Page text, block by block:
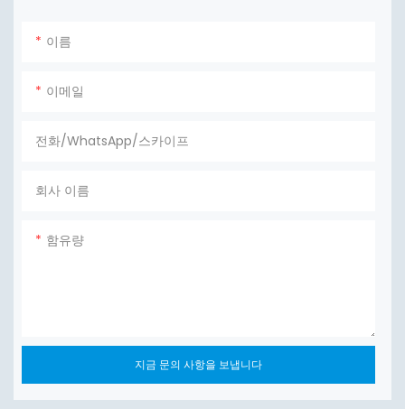
이름
이메일
전화/WhatsApp/스카이프
회사 이름
함유량
지금 문의 사항을 보냅니다